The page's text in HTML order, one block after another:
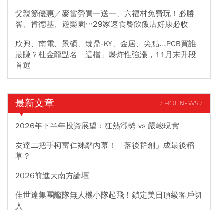
父親節優惠／麥當勞買一送一、六福村免費玩！必勝
客、肯德基、遊樂園…29家速食餐飲飯店好康必收
欣興、南電、景碩、臻鼎-KY、金居、尖點...PCB買誰
最賺？杜金龍點名「這檔」爆炸性強漲，11月末升段
首選
最新文章 / HOT NEWS /
2026年下半年投資展望：狂熱漲勢 vs 嚴峻現實
友達二把手柯富仁裸辭內幕！「落後群創」成最後稻
草？
2026前進大南方論壇
佳世達集團艦隊無人機小隊起飛！鎖定美日頂級客戶切
入